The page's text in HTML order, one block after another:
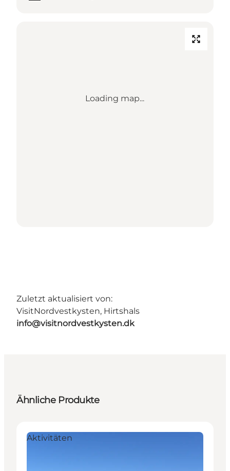
Loading map...
Zuletzt aktualisiert von:
VisitNordvestkysten, Hirtshals
info@visitnordvestkysten.dk
Ähnliche Produkte
Aktivitäten